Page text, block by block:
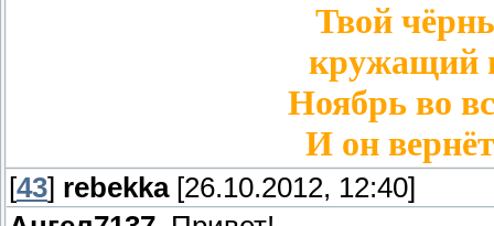
Твой
кружащий
Ноябрь во
И он
[43] rebekka[26.10.2012, 12:40]